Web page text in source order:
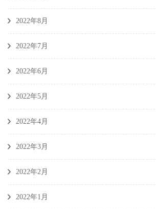
2022年8月
2022年7月
2022年6月
2022年5月
2022年4月
2022年3月
2022年2月
2022年1月